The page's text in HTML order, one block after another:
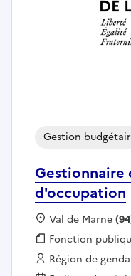
Gestionnaire
d'occupation
Gestion
Localisation :
Val de Marne
Fonction
Fonction
Employeur :
Région de